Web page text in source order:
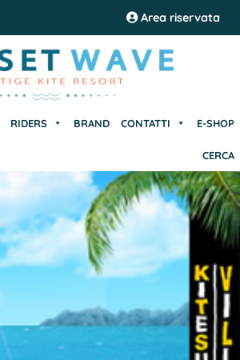
Area riservata
RIDERS BRAND CONTATTI E-SHOP
CERCA